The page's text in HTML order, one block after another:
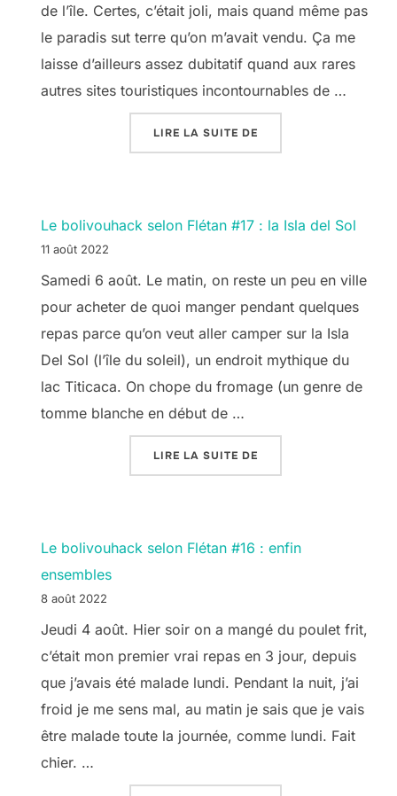
de l’île. Certes, c’était joli, mais quand même pas
le paradis sut terre qu’on m’avait vendu. Ça me
laisse d’ailleurs assez dubitatif quand aux rares
autres sites touristiques incontournables de …
LIRE LA SUITE DE
Le bolivouhack selon Flétan #17 : la Isla del Sol
11 août 2022
Samedi 6 août. Le matin, on reste un peu en ville
pour acheter de quoi manger pendant quelques
repas parce qu’on veut aller camper sur la Isla
Del Sol (l’île du soleil), un endroit mythique du
lac Titicaca. On chope du fromage (un genre de
tomme blanche en début de …
LIRE LA SUITE DE
Le bolivouhack selon Flétan #16 : enfin
ensembles
8 août 2022
Jeudi 4 août. Hier soir on a mangé du poulet frit,
c’était mon premier vrai repas en 3 jour, depuis
que j’avais été malade lundi. Pendant la nuit, j’ai
froid je me sens mal, au matin je sais que je vais
être malade toute la journée, comme lundi. Fait
chier. …